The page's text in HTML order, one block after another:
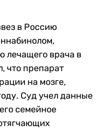
в Россию
лечащего врача в
что препарат
на мозге,
Суд учел данные
семейное